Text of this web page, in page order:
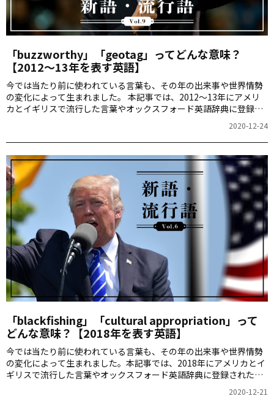
「buzzworthy」「geotag」ってどんな意味？
【2012～13年を表す英語】
今では当たり前に使われている言葉も、その年の出来事や世界情勢
の変化によって生まれました。 本記事では、2012～13年にアメリ
カとイギリスで流行した言葉やオックスフォード英語辞典に登録さ
2020-12-24
「blackfishing」「cultural appropriation」って
どんな意味？【2018年を表す英語】
今では当たり前に使われている言葉も、その年の出来事や世界情勢
の変化によって生まれました。本記事では、2018年にアメリカとイ
ギリスで流行した言葉やオックスフォード英語辞典に登録された言
2020-12-21